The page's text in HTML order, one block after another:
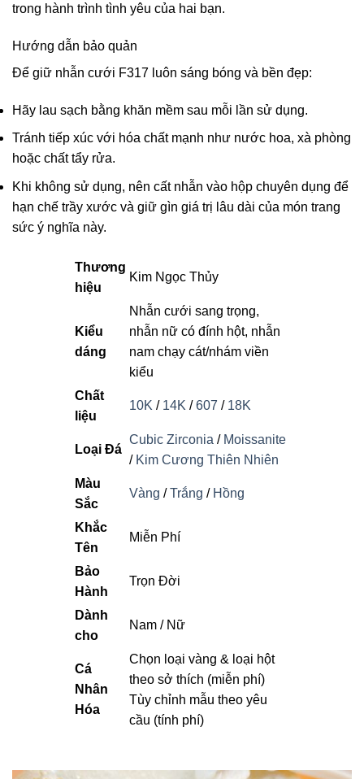
trong hành trình tình yêu của hai bạn.
Hướng dẫn bảo quản
Để giữ nhẫn cưới F317 luôn sáng bóng và bền đẹp:
Hãy lau sạch bằng khăn mềm sau mỗi lần sử dụng.
Tránh tiếp xúc với hóa chất mạnh như nước hoa, xà phòng
hoặc chất tẩy rửa.
Khi không sử dụng, nên cất nhẫn vào hộp chuyên dụng để
hạn chế trầy xước và giữ gìn giá trị lâu dài của món trang
sức ý nghĩa này.
Thương
hiệu
Kim Ngọc Thủy
Kiểu
dáng
Nhẫn cưới sang trọng,
nhẫn nữ có đính hột, nhẫn
nam chạy cát/nhám viền
kiểu
Chất
liệu
10K / 14K /607 / 18K
Loại Đá
Cubic Zirconia / Moissanite
/ Kim Cương Thiên Nhiên
Màu
Sắc
Vàng /Trắng / Hồng
Khắc
Tên
Miễn Phí
Bảo
Hành
Trọn Đời
Dành
cho
Nam / Nữ
Cá
Nhân
Hóa
Chọn loại vàng & loại hột
theo sở thích (miễn phí)
Tùy chỉnh mẫu theo yêu
cầu (tính phí)